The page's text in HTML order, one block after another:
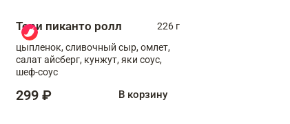
Тори пиканто ролл
226 г
цыпленок, сливочный сыр, омлет,
салат айсберг, кунжут, яки соус,
шеф-соус
299 ₽ В корзину